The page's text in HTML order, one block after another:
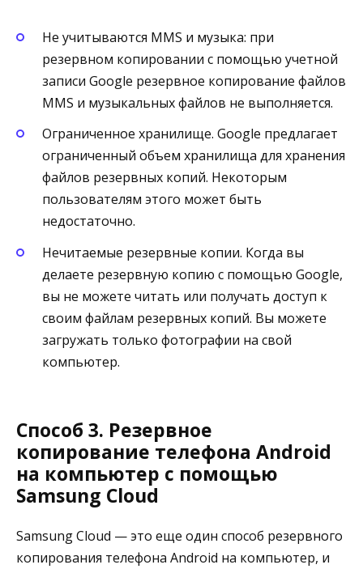
Не учитываются MMS и музыка: при
резервном копировании с помощью учетной
записи Google резервное копирование файлов
MMS и музыкальных файлов не выполняется.
Ограниченное хранилище. Google предлагает
ограниченный объем хранилища для хранения
файлов резервных копий. Некоторым
пользователям этого может быть
недостаточно.
Нечитаемые резервные копии. Когда вы
делаете резервную копию с помощью Google,
вы не можете читать или получать доступ к
своим файлам резервных копий. Вы можете
загружать только фотографии на свой
компьютер.
Способ 3. Резервное
копирование телефона Android
на компьютер с помощью
Samsung Cloud
Samsung Cloud — это еще один способ резервного
копирования телефона Android на компьютер, и